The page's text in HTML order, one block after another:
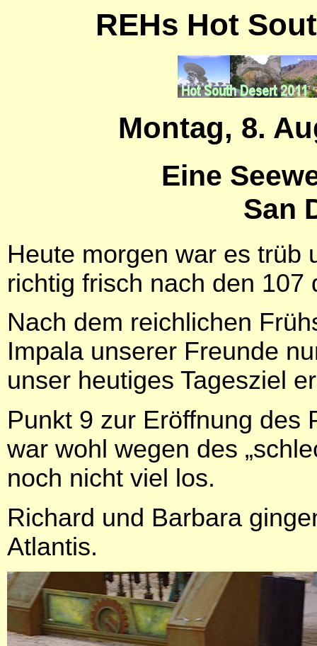
REHs Hot
Montag, 8.
Eine
San
Heute morgen war es trüb
richtig frisch nach den 107
Nach dem reichlichen
Impala unserer Freunde
unser heutiges Tagesziel
Punkt 9 zur Eröffnung des
war wohl wegen des
noch nicht viel los.
Richard und Barbara
Atlantis.